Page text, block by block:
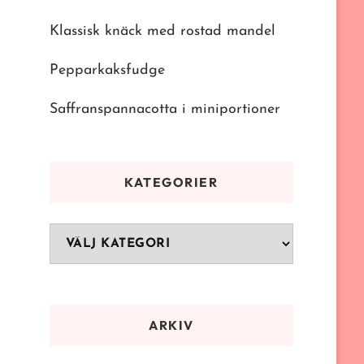
Klassisk knäck med rostad mandel
Pepparkaksfudge
Saffranspannacotta i miniportioner
KATEGORIER
Kategorier
ARKIV